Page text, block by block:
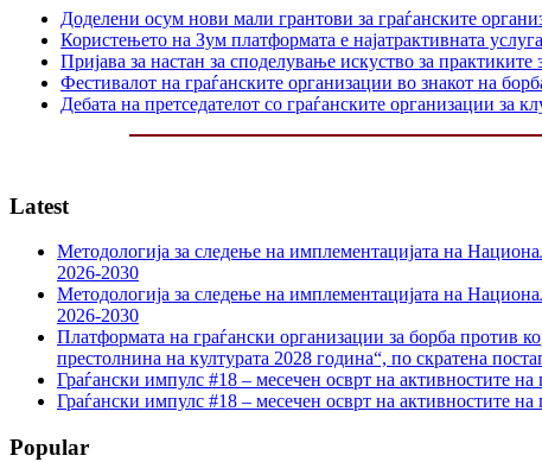
Доделени осум нови мали грантови за граѓанските
Користењето на Зум платформата е најатрактивната
Пријава за настан за споделување искуство за
Фестивалот на граѓанските организации во знакот на
Дебата на претседателот со граѓанските организации за
Latest
Методологија за следење на имплементацијата на
2026-2030
Методологија за следење на имплементацијата на
2026-2030
Платформата на граѓански организации за борба против
престолнина на културата 2028 година“, по скратена
Граѓански импулс #18 – месечен осврт на активностите на
Граѓански импулс #18 – месечен осврт на активностите на
Popular